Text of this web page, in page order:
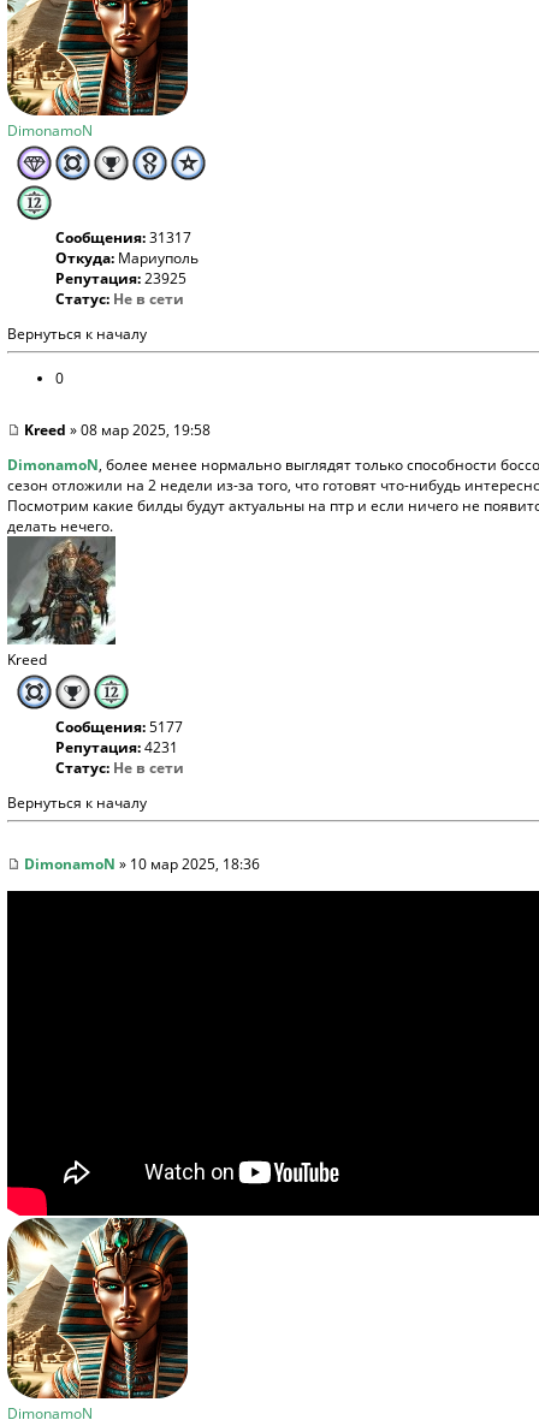
DimonamoN
Сообщения:31317
Откуда: Мариуполь
Репутация:23925
Статус: Не в сети
Вернуться к началу
0
Kreed » 08 мар 2025, 19:58
DimonamoN, более менее нормально выглядят только способности
сезон отложили на 2 недели из-за того, что готовят что-нибудь
Посмотрим какие билды будут актуальны на птр и если ничего не
делать нечего.
Kreed
Сообщения:5177
Репутация:4231
Статус: Не в сети
Вернуться к началу
DimonamoN » 10 мар 2025, 18:36
DimonamoN